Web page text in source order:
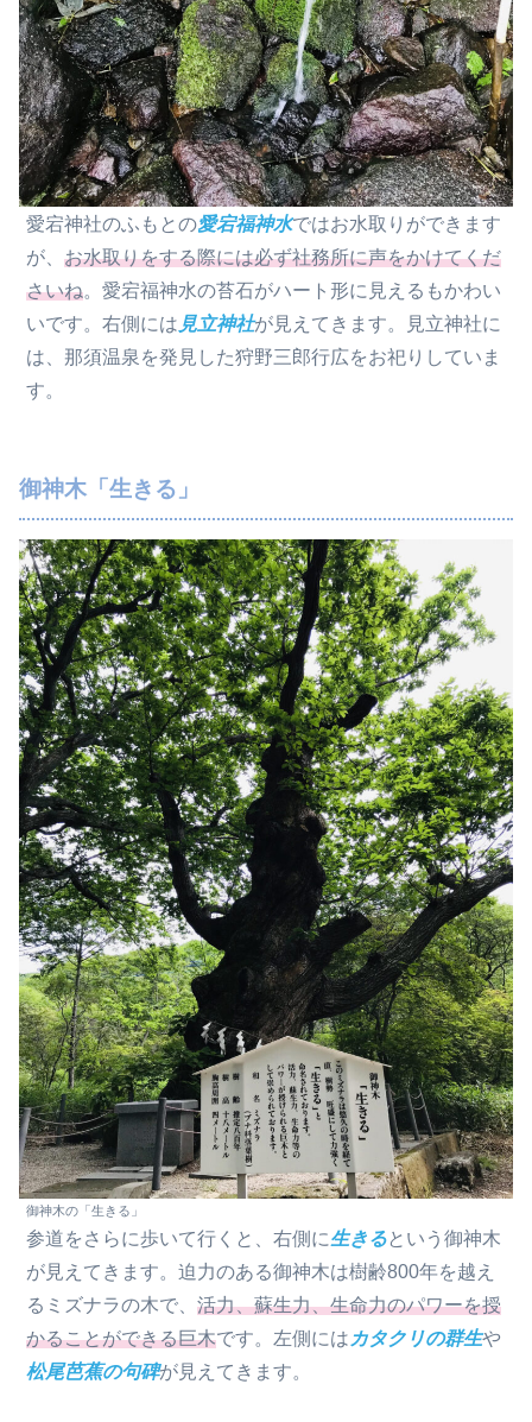
愛宕神社のふもとの愛宕福神水ではお水取りができます
が、 お水取りをする際には必ず社務所に声をかけてくだ
さいね。愛宕福神水の苔石がハート形に見えるもかわい
いです。右側には 見立神社が見えてきます。見立神社に
は、那須温泉を発見した狩野三郎行広をお祀りしていま
す。
御神木「生きる」
御神木の「生きる」
参道をさらに歩いて行くと、右側に生きるという御神木
が見えてきます。迫力のある御神木は樹齢800年を越え
るミズナラの木で、 活力、蘇生力、生命力のパワーを授
かることができる巨木です。左側には カタクリの群生や
松尾芭蕉の句碑が見えてきます。